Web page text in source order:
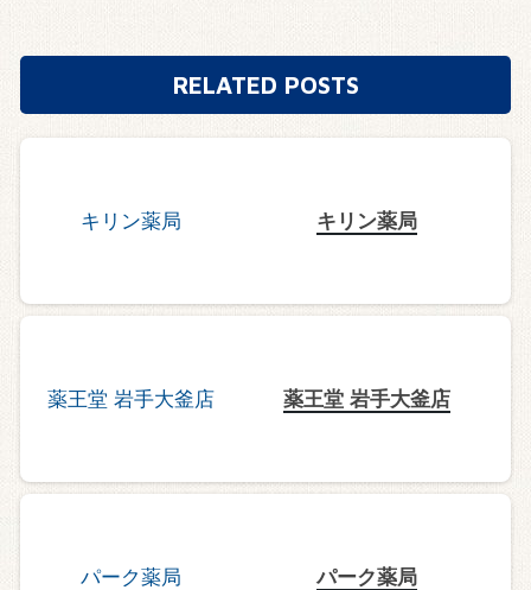
RELATED POSTS
キリン薬局
薬王堂 岩手大釜店
パーク薬局